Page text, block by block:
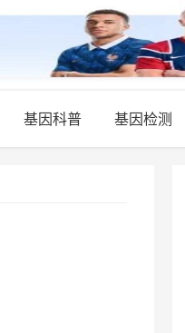
基因科普 基因检测